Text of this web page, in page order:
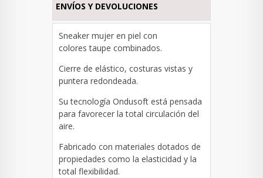
ENVÍOS Y DEVOLUCIONES
Sneaker mujer en piel con
colores taupe combinados.
Cierre de elástico, costuras vistas y
puntera redondeada.
Su tecnología Ondusoft está pensada
para favorecer la total circulación del
aire.
Fabricado con materiales dotados de
propiedades como la elasticidad y la
total flexibilidad.